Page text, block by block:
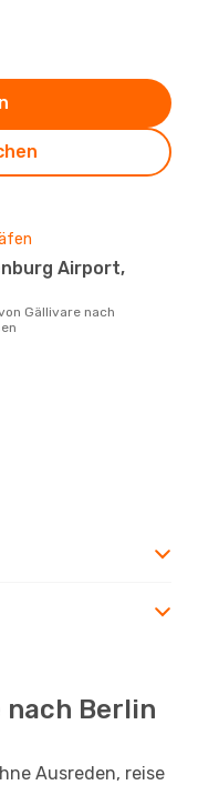
nach Berlin
Ausreden, reise